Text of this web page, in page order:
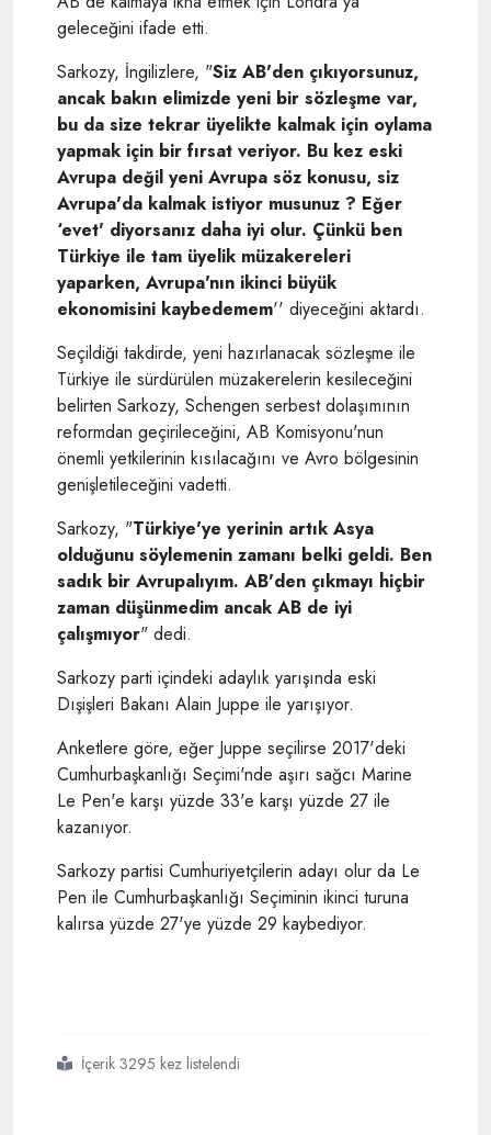
geleceğini ifade etti.
Sarkozy, İngilizlere, "Siz AB'den çıkıyorsunuz,
ancak bakın elimizde yeni bir sözleşme var,
bu da size tekrar üyelikte kalmak için oylama
yapmak için bir fırsat veriyor. Bu kez eski
Avrupa değil yeni Avrupa söz konusu, siz
Avrupa'da kalmak istiyor musunuz ? Eğer
‘evet' diyorsanız daha iyi olur. Çünkü ben
Türkiye ile tam üyelik müzakereleri
yaparken, Avrupa'nın ikinci büyük
ekonomisini kaybedemem'' diyeceğini aktardı.
Seçildiği takdirde, yeni hazırlanacak sözleşme ile
Türkiye ile sürdürülen müzakerelerin kesileceğini
belirten Sarkozy, Schengen serbest dolaşımının
reformdan geçirileceğini, AB Komisyonu'nun
önemli yetkilerinin kısılacağını ve Avro bölgesinin
genişletileceğini vadetti.
Sarkozy, "Türkiye'ye yerinin artık Asya
olduğunu söylemenin zamanı belki geldi. Ben
sadık bir Avrupalıyım. AB'den çıkmayı hiçbir
zaman düşünmedim ancak AB de iyi
çalışmıyor" dedi.
Sarkozy parti içindeki adaylık yarışında eski
Dışişleri Bakanı Alain Juppe ile yarışıyor.
Anketlere göre, eğer Juppe seçilirse 2017'deki
Cumhurbaşkanlığı Seçimi'nde aşırı sağcı Marine
Le Pen'e karşı yüzde 33'e karşı yüzde 27 ile
kazanıyor.
Sarkozy partisi Cumhuriyetçilerin adayı olur da Le
Pen ile Cumhurbaşkanlığı Seçiminin ikinci turuna
kalırsa yüzde 27'ye yüzde 29 kaybediyor.
#fransa
#cumhurbaşkanlığı seçimleri
#sarkozyİçerik 3295 kez listelendi